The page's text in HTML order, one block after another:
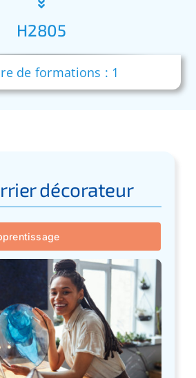
Formations
des acquis – VAE
Notre Réseau
Actualités
Contact
H2805
de formations : 1
décorateur